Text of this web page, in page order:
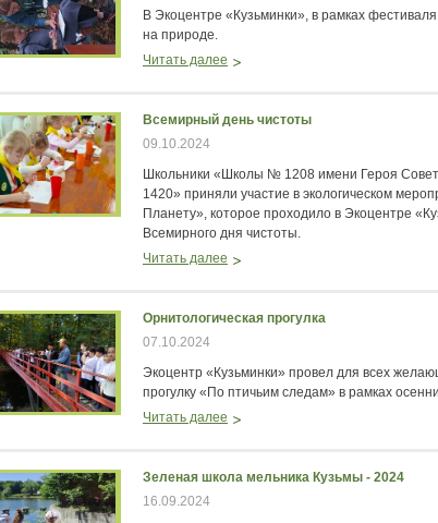
В Экоцентре «Кузьминки», в рамках
на природе.
Читать далее
Всемирный день чистоты
09.10.2024
Школьники «Школы № 1208 имени Героя
1420» приняли участие в экологическом
Планету», которое проходило в Экоцентре
Всемирного дня чистоты.
Читать далее
Орнитологическая прогулка
07.10.2024
Экоцентр «Кузьминки» провел для всех
прогулку «По птичьим следам» в рамках
Читать далее
Зеленая школа мельника Кузьмы - 2024
16.09.2024